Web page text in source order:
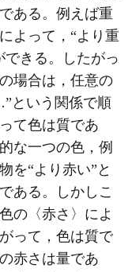
ある。例えば重
よって，“より重
できる。したがっ
場合は，任意の
という関係で順
て色は質であ
な一つの色，例
を“より赤い”と
ある。しかしこ
の〈赤さ〉によ
って，色は質で
赤さは量であ